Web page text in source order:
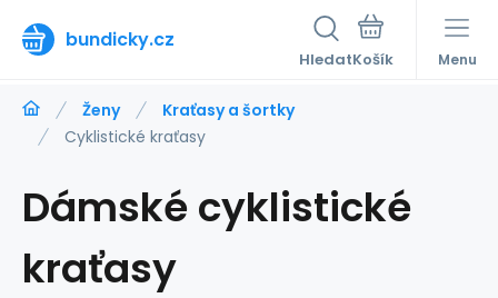
bundicky.cz
Hledat Menu
Ženy
Kraťasy a šortky
Cyklistické kraťasy
Dámské cyklistické
kraťasy